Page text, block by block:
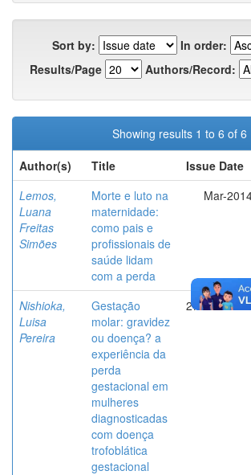
Sort by:
In order:
Results/Page
Authors/Record:
Showing results 1 to 6 of 6
Author(s)
Title Issue Date
Lemos,
Luana
Freitas
Simões
Morte e luto na
maternidade:
como pais e
profissionais de
saúde lidam
com a perda
Mar-
Nishioka,
Luisa
Pereira
Gestação
molar: gravidez
ou doença? a
experiência da
perda
gestacional em
mulheres
diagnosticadas
com doença
trofoblática
gestacional
27-Feb-